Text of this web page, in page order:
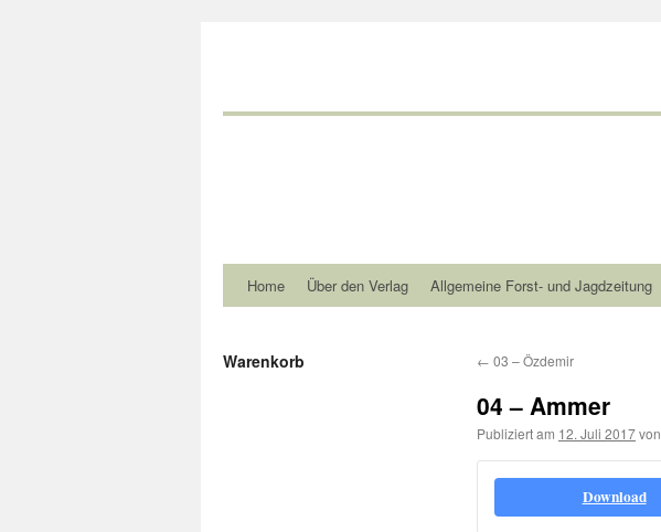
Home Über den Verlag Allgemeine Forst- und Jagdzeitung
← 03 – Özdemir
04 – Ammer
Publiziert am 12. Juli 2017von
Download
Warenkorb